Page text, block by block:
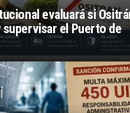
evaluará si
supervisar el Puerto de